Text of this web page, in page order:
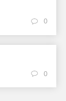
0
0